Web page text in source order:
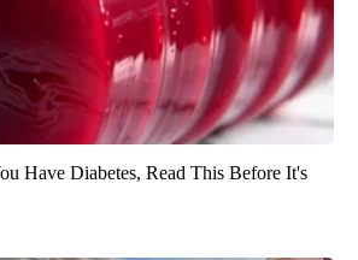
Have Diabetes, Read This Before It's